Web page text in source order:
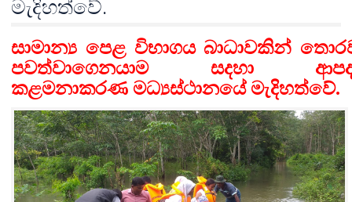
මැදිහත්වේ.
සාමාන්‍ය පෙළ විභාගය බාධාවකින්
පවත්වාගෙනයාම සදහා
කළමනාකරණ මධ්‍යස්ථානයේ මැදිහත්වේ.